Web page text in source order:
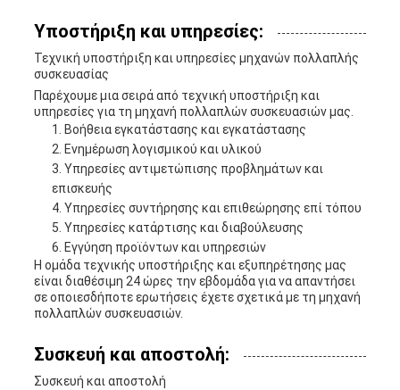
Υποστήριξη και υπηρεσίες:
Τεχνική υποστήριξη και υπηρεσίες μηχανών πολλαπλής
συσκευασίας
Παρέχουμε μια σειρά από τεχνική υποστήριξη και
υπηρεσίες για τη μηχανή πολλαπλών συσκευασιών μας.
Βοήθεια εγκατάστασης και εγκατάστασης
Ενημέρωση λογισμικού και υλικού
Υπηρεσίες αντιμετώπισης προβλημάτων και
επισκευής
Υπηρεσίες συντήρησης και επιθεώρησης επί τόπου
Υπηρεσίες κατάρτισης και διαβούλευσης
Εγγύηση προϊόντων και υπηρεσιών
Η ομάδα τεχνικής υποστήριξης και εξυπηρέτησης μας
είναι διαθέσιμη 24 ώρες την εβδομάδα για να απαντήσει
σε οποιεσδήποτε ερωτήσεις έχετε σχετικά με τη μηχανή
πολλαπλών συσκευασιών.
Συσκευή και αποστολή:
Συσκευή και αποστολή